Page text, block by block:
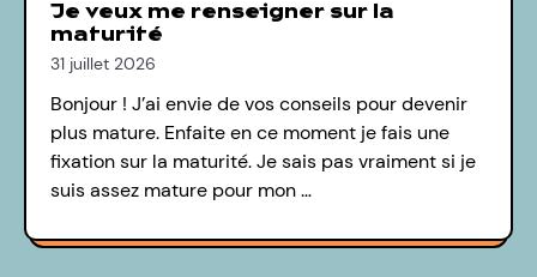
Je veux me renseigner sur la
maturité
31 juillet 2026
Bonjour ! J’ai envie de vos conseils pour devenir
plus mature. Enfaite en ce moment je fais une
fixation sur la maturité. Je sais pas vraiment si je
suis assez mature pour mon …